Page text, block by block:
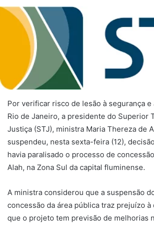
​Por verificar risco de lesão à segurança e
Rio de Janeiro, a presidente do Superior
Justiça (STJ), ministra Maria Thereza de
suspendeu, nesta sexta-feira (12), decisão
havia paralisado o processo de
Alah, na Zona Sul da capital fluminense.
A ministra considerou que a suspensão
concessão da área pública traz prejuízo
que o projeto tem previsão de melhorias